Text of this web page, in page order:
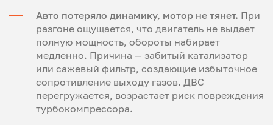
Авто потеряло динамику, мотор не тянет. При
разгоне ощущается, что двигатель не выдает
полную мощность, обороты набирает
медленно. Причина — забитый катализатор
или сажевый фильтр, создающие избыточное
сопротивление выходу газов. ДВС
перегружается, возрастает риск повреждения
турбокомпрессора.